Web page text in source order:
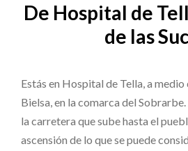
De Hospital de
de las
Estás en Hospital de Tella, a
Bielsa, en la comarca del
la carretera que sube hasta el
ascensión de lo que se puede